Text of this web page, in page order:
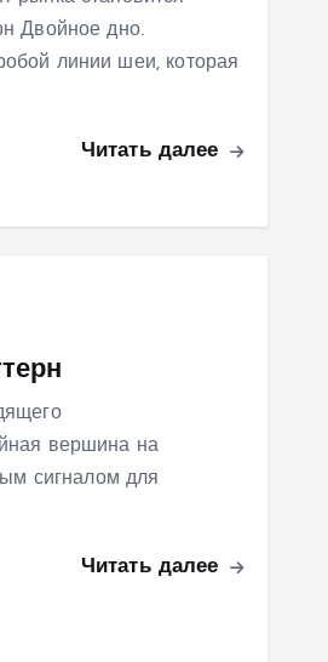
Двойное дно.
линии шеи, которая
Читать далее
вершина на
сигналом для
Читать далее